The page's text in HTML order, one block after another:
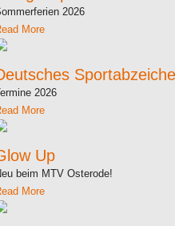
2026
More
2026
More
Up
beim MTV Osterode!
More